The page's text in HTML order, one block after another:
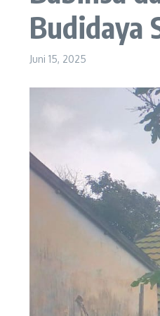
Budidaya
Juni 15, 2025